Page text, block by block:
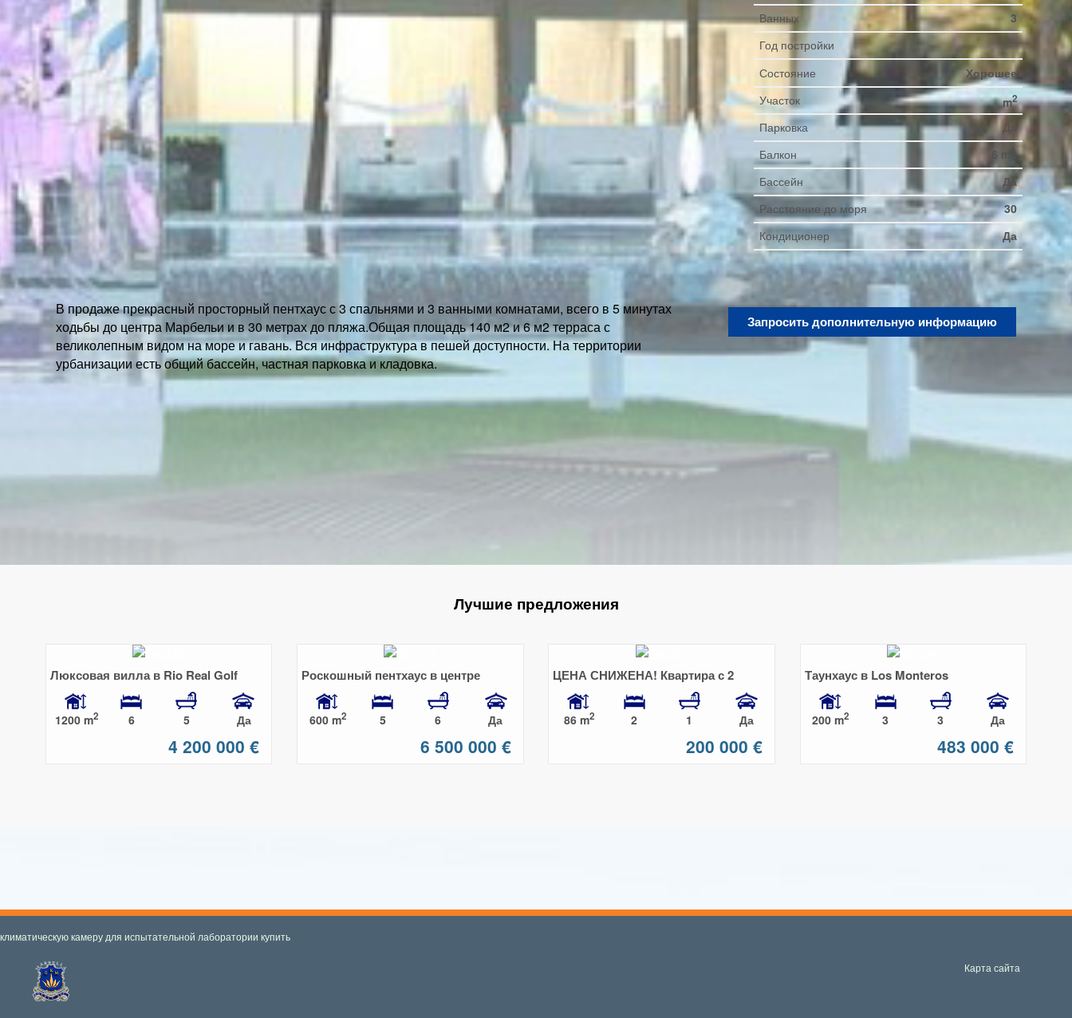
Ванных
3
Год постройки
Состояние
Хорошее
Участок
m2
Парковка
Да
Балкон
6 m2
Бассейн
Да
Расстояние до моря
30
Кондиционер
Да
В продаже прекрасный просторный пентхаус с 3 спальнями и 3 ванными комнатами, всего в 5 минутах
ходьбы до центра Марбельи и в 30 метрах до пляжа.Общая площадь 140 м2 и 6 м2 терраса с
великолепным видом на море и гавань. Вся инфраструктура в пешей доступности. На территории
урбанизации есть общий бассейн, частная парковка и кладовка.
Запросить дополнительную информацию
Лучшие предложения
Люксовая вилла в Rio Real Golf
1200 m2 6 5 Да
4 200 000 €
Роскошный пентхаус в центре
Марбельи
600 m2 5 6 Да
6 500 000 €
ЦЕНА СНИЖЕНА! Квартира с 2
спальнями в районе Elviria
86 m2 2 1 Да
200 000 €
Таунхаус в Los Monteros
200 m2 3 3 Да
483 000 €
климатическую камеру для испытательной лаборатории купить
Карта сайта